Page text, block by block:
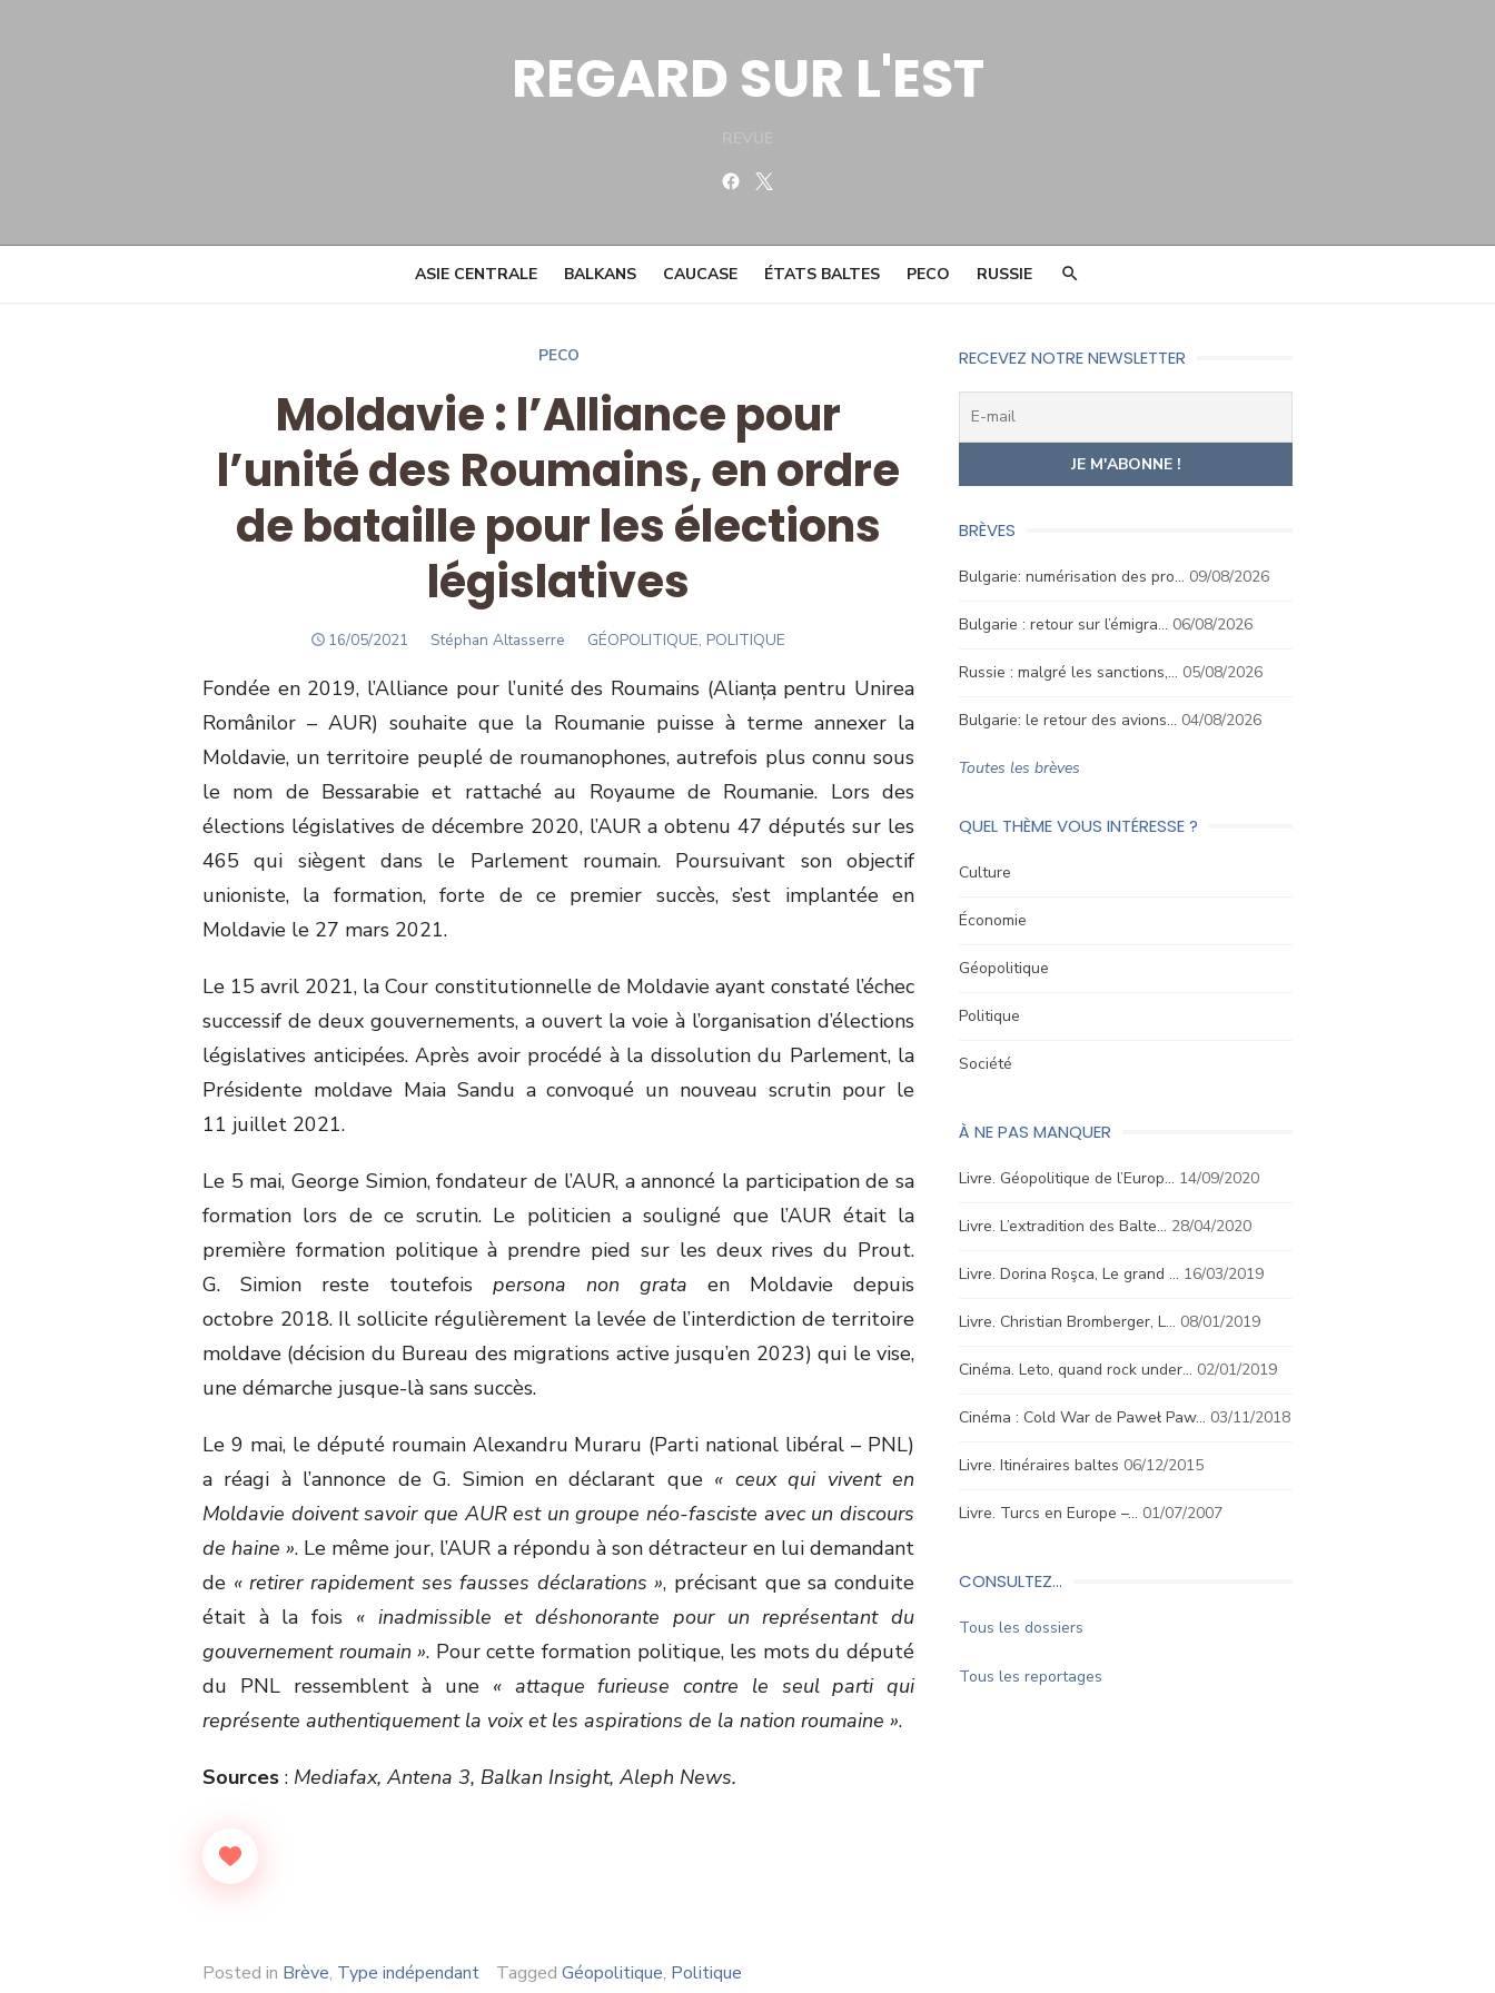
REGARD SUR L'EST
Facebook
ASIE CENTRALE BALKANS CAUCASE ÉTATS BALTES PECO RUSSIE
PECO
Moldavie : l’Alliance pour
l’unité des Roumains, en ordre
de bataille pour les élections
législatives
POSTED
16/05/2021 Author
Stéphan Altasserre GÉOPOLITIQUE, POLITIQUE
Fondée en 2019, l’Alliance pour l’unité des Roumains (Alianța pentru Unirea
Românilor – AUR) souhaite que la Roumanie puisse à terme annexer la
Moldavie, un territoire peuplé de roumanophones, autrefois plus connu sous
le nom de Bessarabie et rattaché au Royaume de Roumanie. Lors des
élections législatives de décembre 2020, l’AUR a obtenu 47 députés sur les
465 qui siègent dans le Parlement roumain. Poursuivant son objectif
unioniste, la formation, forte de ce premier succès, s’est implantée en
Moldavie le 27 mars 2021.
Le 15 avril 2021, la Cour constitutionnelle de Moldavie ayant constaté l’échec
successif de deux gouvernements, a ouvert la voie à l’organisation d’élections
législatives anticipées. Après avoir procédé à la dissolution du Parlement, la
Présidente moldave Maia Sandu a convoqué un nouveau scrutin pour le
11 juillet 2021.
Le 5 mai, George Simion, fondateur de l’AUR, a annoncé la participation de sa
formation lors de ce scrutin. Le politicien a souligné que l’AUR était la
première formation politique à prendre pied sur les deux rives du Prout.
G. Simion reste toutefois persona non grata en Moldavie depuis
octobre 2018. Il sollicite régulièrement la levée de l’interdiction de territoire
moldave (décision du Bureau des migrations active jusqu’en 2023) qui le vise,
une démarche jusque-là sans succès.
Le 9 mai, le député roumain Alexandru Muraru (Parti national libéral – PNL)
a réagi à l’annonce de G. Simion en déclarant que « ceux qui vivent en
Moldavie doivent savoir que AUR est un groupe néo-fasciste avec un discours
de haine ». Le même jour, l’AUR a répondu à son détracteur en lui demandant
de « retirer rapidement ses fausses déclarations », précisant que sa conduite
était à la fois « inadmissible et déshonorante pour un représentant du
gouvernement roumain ». Pour cette formation politique, les mots du député
du PNL ressemblent à une « attaque furieuse contre le seul parti qui
représente authentiquement la voix et les aspirations de la nation roumaine ».
Sources : Mediafax, Antena 3, Balkan Insight, Aleph News.
Posted in Brève, Type indépendant Tagged Géopolitique, Politique
RECEVEZ NOTRE NEWSLETTER
BRÈVES
Bulgarie: numérisation des pro… 09/08/2026
Bulgarie : retour sur l’émigra… 06/08/2026
Russie : malgré les sanctions,… 05/08/2026
Bulgarie: le retour des avions… 04/08/2026
Toutes les brèves
QUEL THÈME VOUS INTÉRESSE ?
Culture
Économie
Géopolitique
Politique
Société
À NE PAS MANQUER
Livre. Géopolitique de l’Europ… 14/09/2020
Livre. L’extradition des Balte… 28/04/2020
Livre. Dorina Roşca, Le grand … 16/03/2019
Livre. Christian Bromberger, L… 08/01/2019
Cinéma. Leto, quand rock under… 02/01/2019
Cinéma : Cold War de Paweł Paw… 03/11/2018
Livre. Itinéraires baltes 06/12/2015
Livre. Turcs en Europe –… 01/07/2007
CONSULTEZ…
Tous les dossiers
Tous les reportages